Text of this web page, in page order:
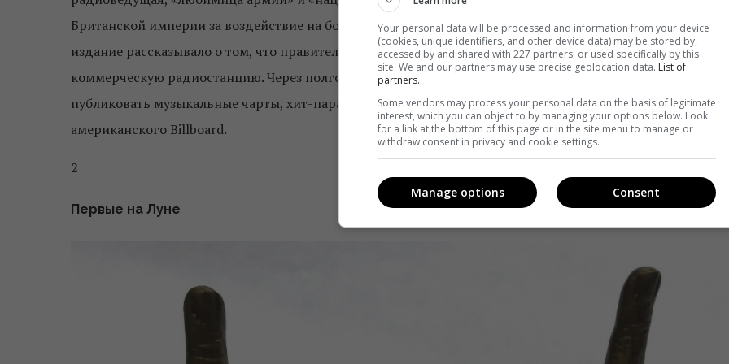
Британской империи за воздействие на боевой дух солдат во время второй мировой войны. Кроме того,
издание рассказывало о том, что правительство вскоре может разрешить открыть в Британии
коммерческую радиостанцию. Через полгода после запуска NME первым в Великобритании стал
публиковать музыкальные чарты, хит-парад самых продаваемых песен за неделю по примеру
американского Billboard.
2
Первые на Луне
Your personal data will be processed and information from your device
(cookies, unique identifiers, and other device data) may be stored by,
accessed by and shared with 227 partners, or used specifically by this
site. We and our partners may use precise geolocation data. List of
partners.
Some vendors may process your personal data on the basis of legitimate
interest, which you can object to by managing your options below. Look
for a link at the bottom of this page or in the site menu to manage or
withdraw consent in privacy and cookie settings.
Consent
Manage options